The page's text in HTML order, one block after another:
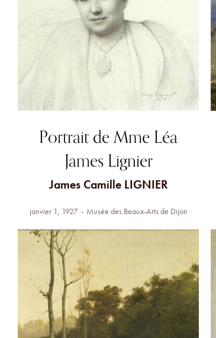
Portrait de Mme Léa
James Lignier
James Camille LIGNIER
janvier 1, 1927 Musée des Beaux-Arts de Dijon